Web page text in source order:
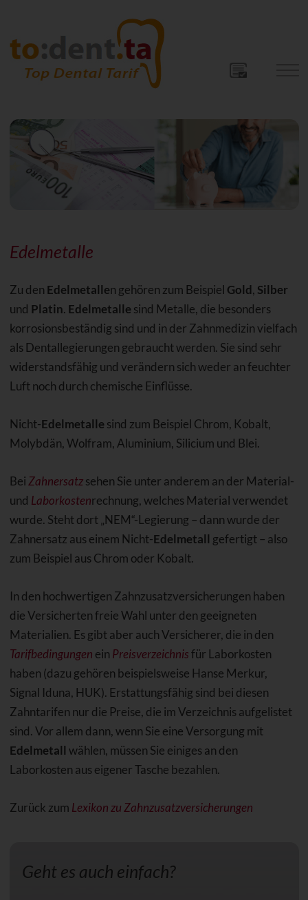
Edelmetalle
Zu den Edelmetallen gehören zum Beispiel Gold, Silber
und Platin. Edelmetalle sind Metalle, die besonders
korrosionsbeständig sind und in der Zahnmedizin vielfach
als Dentallegierungen gebraucht werden. Sie sind sehr
widerstandsfähig und verändern sich weder an feuchter
Luft noch durch chemische Einflüsse.
Nicht-Edelmetalle sind zum Beispiel Chrom, Kobalt,
Molybdän, Wolfram, Aluminium, Silicium und Blei.
BeiZahnersatzsehen Sie unter anderem an der Material-
und Laborkostenrechnung, welches Material verwendet
wurde. Steht dort „NEM“-Legierung – dann wurde der
Zahnersatz aus einem Nicht-Edelmetall gefertigt – also
zum Beispiel aus Chrom oder Kobalt.
In den hochwertigen Zahnzusatzversicherungen haben
die Versicherten freie Wahl unter den geeigneten
Materialien. Es gibt aber auch Versicherer, die in den
Tarifbedingungen ein Preisverzeichnisfür Laborkosten
haben (dazu gehören beispielsweise Hanse Merkur,
Signal Iduna, HUK). Erstattungsfähig sind bei diesen
Zahntarifen nur die Preise, die im Verzeichnis aufgelistet
sind. Vor allem dann, wenn Sie eine Versorgung mit
Edelmetall wählen, müssen Sie einiges an den
Laborkosten aus eigener Tasche bezahlen.
Zurück zum Lexikon zu Zahnzusatzversicherungen
Geht es auch einfach?